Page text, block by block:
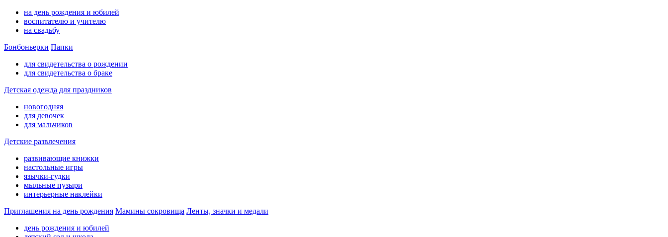
на день рождения и юбилей
воспитателю и учителю
на свадьбу
Бонбоньерки Папки
для свидетельства о рождении
для свидетельства о браке
Детская одежда для праздников
новогодняя
для девочек
для мальчиков
Детские развлечения
развивающие книжки
настольные игры
язычки-гудки
мыльные пузыри
интерьерные наклейки
Приглашения на день рождения Мамины сокровища Ленты, значки и медали
день рождения и юбилей